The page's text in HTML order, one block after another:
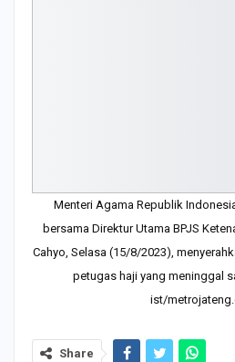
Menteri Agama Republik
bersama Direktur Utama BPJS
Cahyo, Selasa (15/8/2023),
petugas haji yang meninggal
ist/
Share